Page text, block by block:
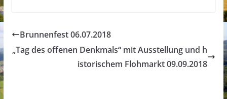
Brunnenfest 06.07.2018
„Tag des offenen Denkmals“ mit Ausstellung und h
istorischem Flohmarkt 09.09.2018